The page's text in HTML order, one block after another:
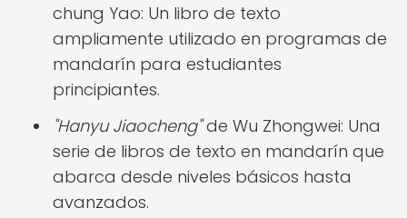
chung Yao: Un libro de texto
ampliamente utilizado en programas de
mandarín para estudiantes
principiantes.
"Hanyu Jiaocheng"de Wu Zhongwei: Una
serie de libros de texto en mandarín que
abarca desde niveles básicos hasta
avanzados.